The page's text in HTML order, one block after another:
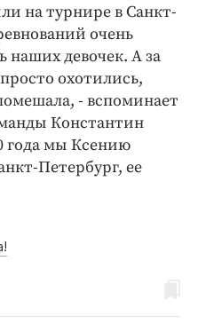
на турнире в Санкт-
очень
наших девочек. А за
охотились,
- вспоминает
Константин
года мы Ксению
Петербург, ее